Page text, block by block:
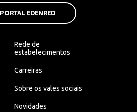
PORTAL EDENRED
Rede de
estabelecimentos
Carreiras
Sobre os vales sociais
Novidades